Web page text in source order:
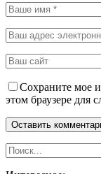
Сохраните мое
этом браузере для